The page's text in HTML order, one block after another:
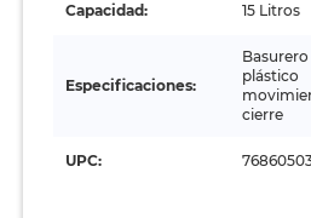
Capacidad: 15 Litros
Especificaciones:
cierre
UPC: